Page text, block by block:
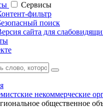
Cервисы
фильтр
поиск
сайта для
некоммерческие
общественное